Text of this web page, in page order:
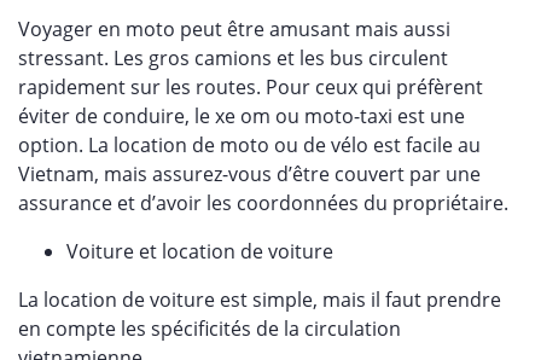
Voyager en moto peut être amusant mais aussi
stressant. Les gros camions et les bus circulent
rapidement sur les routes. Pour ceux qui préfèrent
éviter de conduire, le xe om ou moto-taxi est une
option. La location de moto ou de vélo est facile au
Vietnam, mais assurez-vous d’être couvert par une
assurance et d’avoir les coordonnées du propriétaire.
Voiture et location de voiture
La location de voiture est simple, mais il faut prendre
en compte les spécificités de la circulation